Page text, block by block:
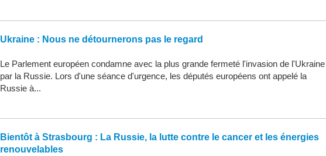
Ukraine : Nous ne détournerons pas le regard
Le Parlement européen condamne avec la plus grande fermeté l'invasion de l'Ukraine
par la Russie. Lors d'une séance d'urgence, les députés européens ont appelé la
Russie à...
Bientôt à Strasbourg : La Russie, la lutte contre le cancer et les énergies
renouvelables